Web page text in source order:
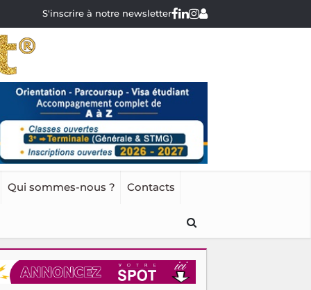
S'inscrire à notre newsletter
Qui sommes-nous ? Contacts